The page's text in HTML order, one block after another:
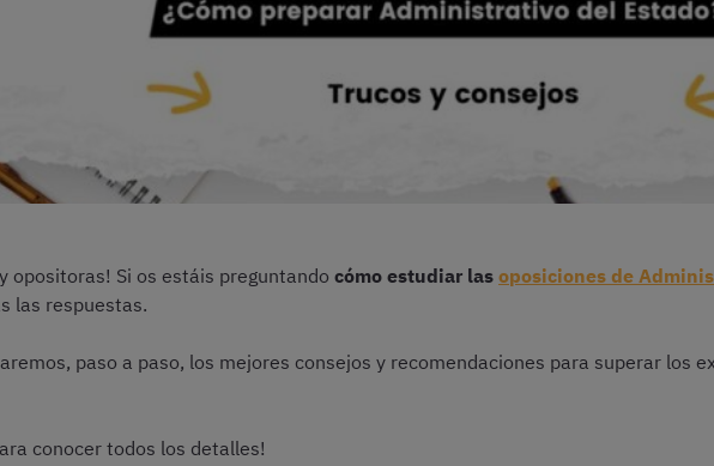
opositoras! Si os estáis preguntando cómo estudiar las oposiciones de
las respuestas.
paso a paso, los mejores consejos y recomendaciones para superar los
conocer todos los detalles!